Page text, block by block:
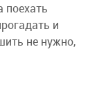
поехать
и
не нужно,